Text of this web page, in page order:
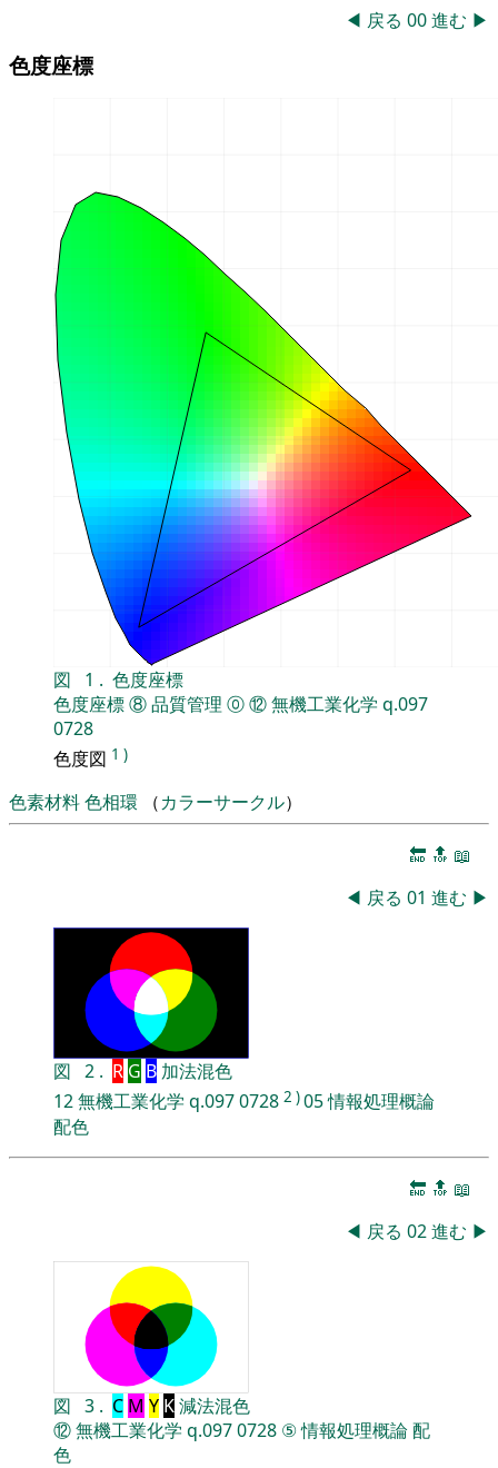
◀ 戻る 00進む ▶
色度座標
図 1 . 色度座標
色度座標⑧品質管理 ⓪⑫無機工業化学 q.097
0728
色度図 1 )
色素材料色相環 （カラーサークル）
🔚 🔝 📖
◀ 戻る 01 進む ▶
図 2 . R G B加法混色
12無機工業化学 q.0970728 2 )05情報処理概論
配色
🔚 🔝 📖
◀ 戻る 02進む ▶
図 3 . C M Y K減法混色
⑫無機工業化学 q.0970728 ⑤情報処理概論配
色